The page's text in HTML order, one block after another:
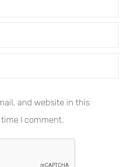
and website in this
I comment.